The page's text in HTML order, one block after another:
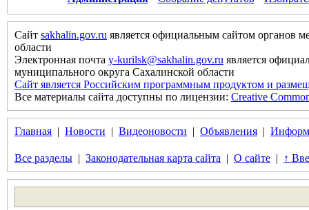
Сайт sakhalin.gov.ru является официальным сайтом органов
области
Электронная почта y-kurilsk@sakhalin.gov.ru является
муниципального округа Сахалинской области
Сайт является Российским программным продуктом и
Все материалы сайта доступны по лицензии: Creative
Главная | Новости | Видеоновости | Объявления |
Все разделы | Законодательная карта сайта | О сайте | ↑